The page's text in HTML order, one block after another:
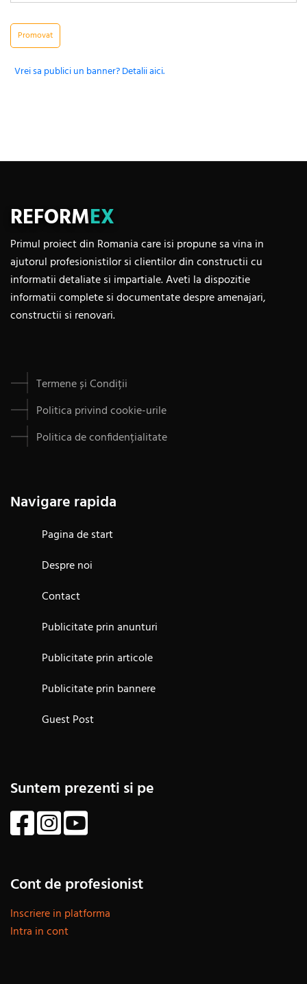
Promovat
Vrei sa publici un banner? Detalii aici.
REFORMEX
Primul proiect din Romania care isi propune sa vina in
ajutorul profesionistilor si clientilor din constructii cu
informatii detaliate si impartiale. Aveti la dispozitie
informatii complete si documentate despre amenajari,
constructii si renovari.
Termene și Condiții
Politica privind cookie-urile
Politica de confidențialitate
Navigare rapida
Pagina de start
Despre noi
Contact
Publicitate prin anunturi
Publicitate prin articole
Publicitate prin bannere
Guest Post
Suntem prezenti si pe
Cont de profesionist
Inscriere in platforma
Intra in cont